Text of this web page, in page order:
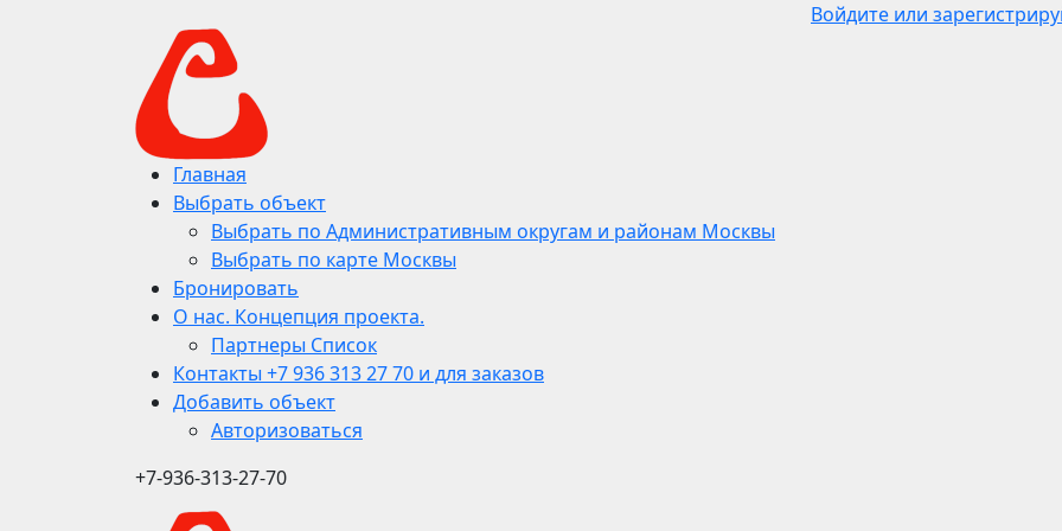
Войдите или
Главная
Выбрать объект
Выбрать по Административным округам и районам Москвы
Выбрать по карте Москвы
Бронировать
О нас. Концепция проекта.
Партнеры Список
Контакты +7 936 313 27 70 и для заказов
Добавить объект
Авторизоваться
+7-936-313-27-70